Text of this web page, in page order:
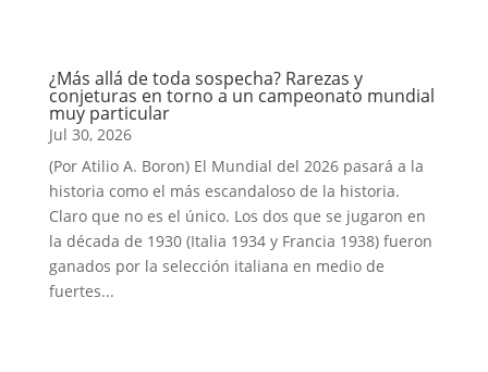
¿Más allá de toda sospecha? Rarezas y
conjeturas en torno a un campeonato mundial
muy particular
Jul 30, 2026
(Por Atilio A. Boron) El Mundial del 2026 pasará a la
historia como el más escandaloso de la historia.
Claro que no es el único. Los dos que se jugaron en
la década de 1930 (Italia 1934 y Francia 1938) fueron
ganados por la selección italiana en medio de
fuertes...